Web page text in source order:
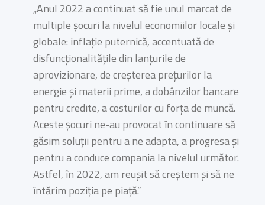
„Anul 2022 a continuat să fie unul marcat de
multiple șocuri la nivelul economiilor locale și
globale: inflație puternică, accentuată de
disfuncționalitățile din lanțurile de
aprovizionare, de creșterea prețurilor la
energie și materii prime, a dobânzilor bancare
pentru credite, a costurilor cu forța de muncă.
Aceste șocuri ne-au provocat în continuare să
găsim soluții pentru a ne adapta, a progresa și
pentru a conduce compania la nivelul următor.
Astfel, în 2022, am reușit să creștem și să ne
întărim poziția pe piață.”